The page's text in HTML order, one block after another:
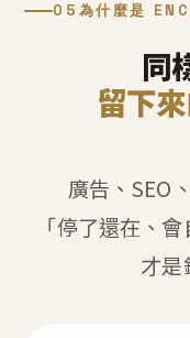
05 為什麼是
同
留下
廣告、SEO
「停了還在、
才是